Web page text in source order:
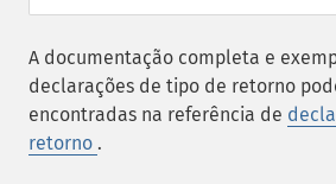
A documentação completa e
declarações de tipo de retorno
encontradas na referência de
retorno .